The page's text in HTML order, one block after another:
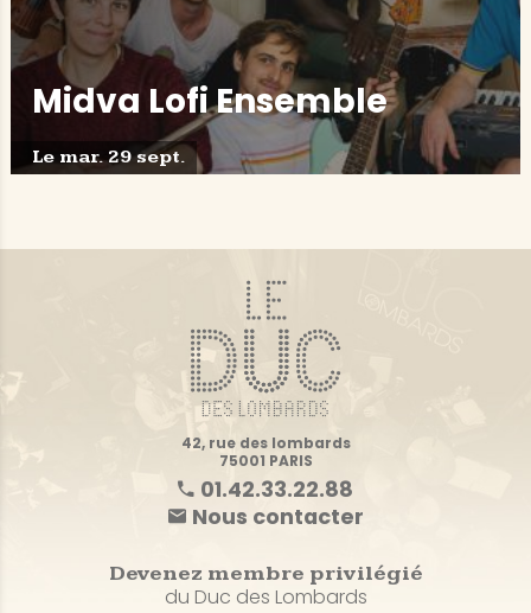
Midva Lofi Ensemble
Le mar. 29 sept.
42, rue des lombards
75001 PARIS
01.42.33.22.88
Nous contacter
Devenez membre privilégié
du Duc des Lombards